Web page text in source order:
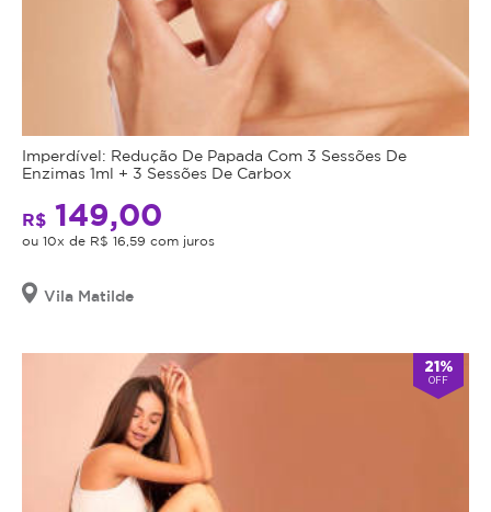
Imperdível: Redução De Papada Com 3 Sessões De
Enzimas 1ml + 3 Sessões De Carbox
R$ 149,00
ou 10x de R$ 16,59 com juros
Vila Matilde
21%
OFF